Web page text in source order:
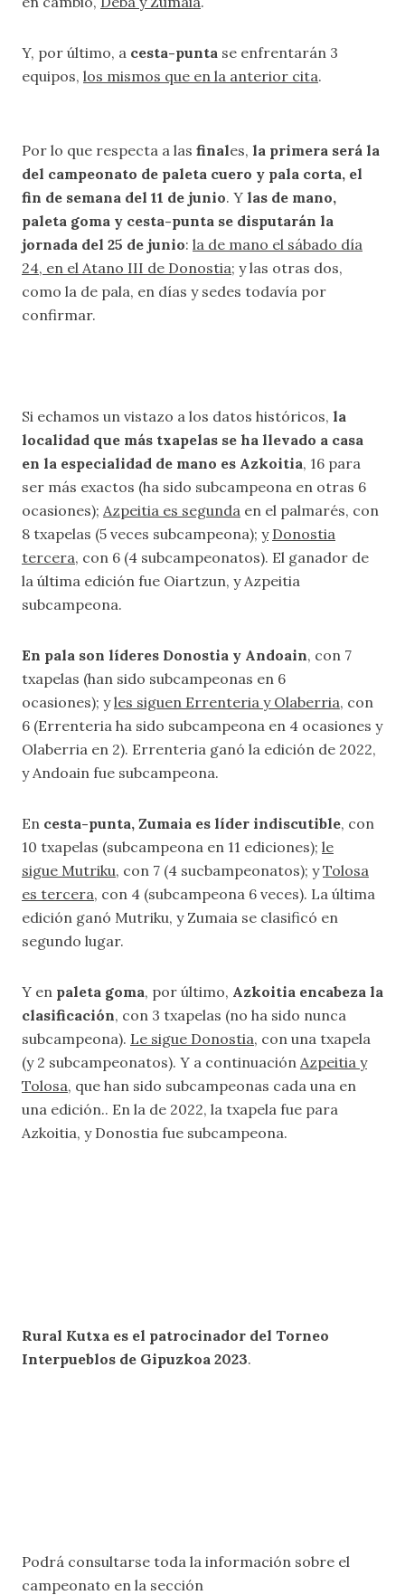
Y, por último, a cesta-punta se enfrentarán 3
equipos, los mismos que en la anterior cita.
Por lo que respecta a las finales, la primera será la
del campeonato de paleta cuero y pala corta, el
fin de semana del 11 de junio. Y las de mano,
paleta goma y cesta-punta se disputarán la
jornada del 25 de junio: la de mano el sábado día
24, en el Atano III de Donostia; y las otras dos,
como la de pala, en días y sedes todavía por
confirmar.
Si echamos un vistazo a los datos históricos, la
localidad que más txapelas se ha llevado a casa
en la especialidad de mano es Azkoitia, 16 para
ser más exactos (ha sido subcampeona en otras 6
ocasiones); Azpeitia es segunda en el palmarés, con
8 txapelas (5 veces subcampeona); y Donostia
tercera, con 6 (4 subcampeonatos). El ganador de
la última edición fue Oiartzun, y Azpeitia
subcampeona.
En pala son líderes Donostia y Andoain, con 7
txapelas (han sido subcampeonas en 6
ocasiones); yles siguen Errenteria y Olaberria, con
6 (Errenteria ha sido subcampeona en 4 ocasiones y
Olaberria en 2). Errenteria ganó la edición de 2022,
y Andoain fue subcampeona.
En cesta-punta, Zumaia es líder indiscutible, con
10 txapelas (subcampeona en 11 ediciones); le
sigue Mutriku, con 7 (4 sucbampeonatos); yTolosa
es tercera, con 4 (subcampeona 6 veces). La última
edición ganó Mutriku, y Zumaia se clasificó en
segundo lugar.
Y en paleta goma, por último, Azkoitia encabeza la
clasificación, con 3 txapelas (no ha sido nunca
subcampeona). Le sigue Donostia, con una txapela
(y 2 subcampeonatos). Y a continuación Azpeitia y
Tolosa, que han sido subcampeonas cada una en
una edición.. En la de 2022, la txapela fue para
Azkoitia, y Donostia fue subcampeona.
Rural Kutxa es el patrocinador del Torneo
Interpueblos de Gipuzkoa 2023.
Podrá consultarse toda la información sobre el
campeonato en la sección